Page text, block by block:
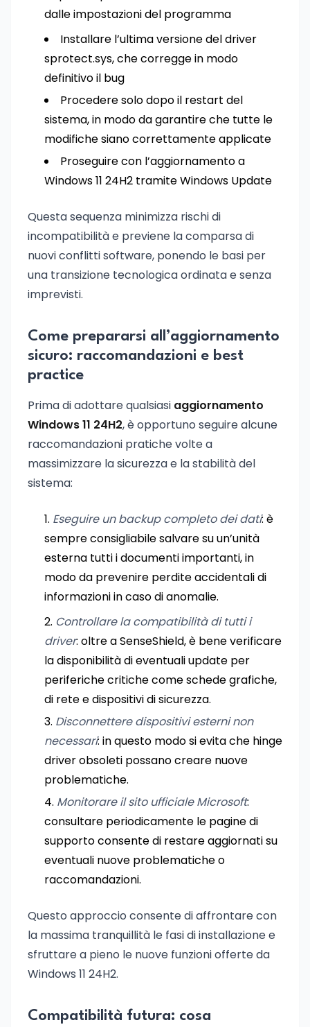
dalle impostazioni del programma
Installare l’ultima versione del driver
sprotect.sys, che corregge in modo
definitivo il bug
Procedere solo dopo il restart del
sistema, in modo da garantire che tutte le
modifiche siano correttamente applicate
Proseguire con l’aggiornamento a
Windows 11 24H2 tramite Windows Update
Questa sequenza minimizza rischi di
incompatibilità e previene la comparsa di
nuovi conflitti software, ponendo le basi per
una transizione tecnologica ordinata e senza
imprevisti.
Come prepararsi all’aggiornamento
sicuro: raccomandazioni e best
practice
Prima di adottare qualsiasi aggiornamento
Windows 11 24H2, è opportuno seguire alcune
raccomandazioni pratiche volte a
massimizzare la sicurezza e la stabilità del
sistema:
Eseguire un backup completo dei dati: è
sempre consigliabile salvare su un’unità
esterna tutti i documenti importanti, in
modo da prevenire perdite accidentali di
informazioni in caso di anomalie.
Controllare la compatibilità di tutti i
driver: oltre a SenseShield, è bene verificare
la disponibilità di eventuali update per
periferiche critiche come schede grafiche,
di rete e dispositivi di sicurezza.
Disconnettere dispositivi esterni non
necessari: in questo modo si evita che hinge
driver obsoleti possano creare nuove
problematiche.
Monitorare il sito ufficiale Microsoft:
consultare periodicamente le pagine di
supporto consente di restare aggiornati su
eventuali nuove problematiche o
raccomandazioni.
Questo approccio consente di affrontare con
la massima tranquillità le fasi di installazione e
sfruttare a pieno le nuove funzioni offerte da
Windows 11 24H2.
Compatibilità futura: cosa